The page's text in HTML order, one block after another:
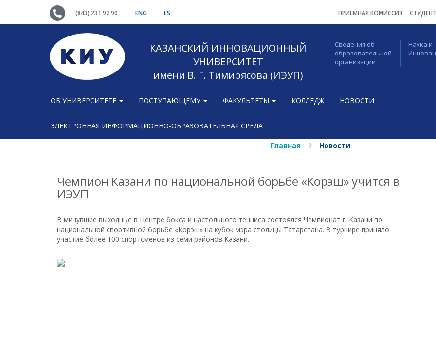
(843) 231 92 90 ENG ES ПРИЁМНАЯ КОМИССИЯ
КАЗАНСКИЙ ИННОВАЦИОННЫЙ
УНИВЕРСИТЕТ
имени В. Г. Тимирясова (ИЭУП)
Сведения об
образовательной
организации
Наука и
ОБ УНИВЕРСИТЕТЕ ПОСТУПАЮЩЕМУ ФАКУЛЬТЕТЫ КОЛЛЕДЖ НОВОСТИ
ЭЛЕКТРОННАЯ ИНФОРМАЦИОННО-ОБРАЗОВАТЕЛЬНАЯ СРЕДА
Главная Новости
Чемпион Казани по национальной борьбе «Корэш» учится в
ИЭУП
В минувшие выходные в Центре бокса и настольного тенниса состоялся Чемпионат г. Казани по
национальной спортивной борьбе «Корэш» на кубок мэра столицы Татарстана. В турнире приняло
участие более 100 спортсменов из семи районов Казани.